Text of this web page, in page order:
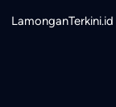
LamonganTerkini.id